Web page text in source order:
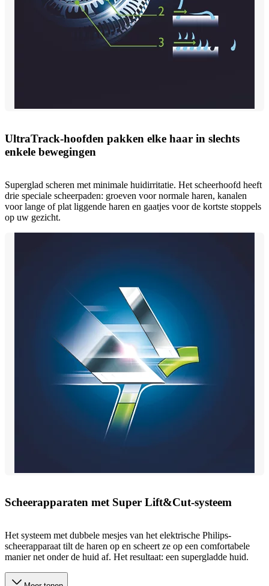
UltraTrack-hoofden pakken elke haar in slechts
enkele bewegingen
Superglad scheren met minimale huidirritatie. Het scheerhoofd heeft
drie speciale scheerpaden: groeven voor normale haren, kanalen
voor lange of plat liggende haren en gaatjes voor de kortste stoppels
op uw gezicht.
Scheerapparaten met Super Lift&Cut-systeem
Het systeem met dubbele mesjes van het elektrische Philips-
scheerapparaat tilt de haren op en scheert ze op een comfortabele
manier net onder de huid af. Het resultaat: een supergladde huid.